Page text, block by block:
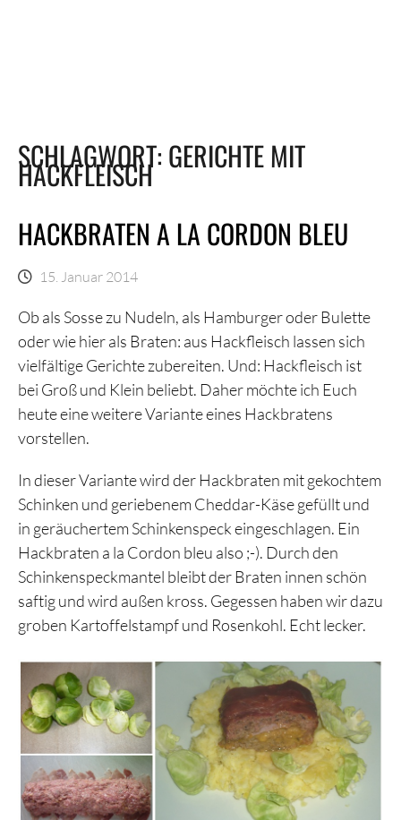
SCHLAGWORT: GERICHTE MIT
HACKFLEISCH
HACKBRATEN A LA CORDON BLEU
15. Januar 2014
Ob als Sosse zu Nudeln, als Hamburger oder Bulette
oder wie hier als Braten: aus Hackfleisch lassen sich
vielfältige Gerichte zubereiten. Und: Hackfleisch ist
bei Groß und Klein beliebt. Daher möchte ich Euch
heute eine weitere Variante eines Hackbratens
vorstellen.
In dieser Variante wird der Hackbraten mit gekochtem
Schinken und geriebenem Cheddar-Käse gefüllt und
in geräuchertem Schinkenspeck eingeschlagen. Ein
Hackbraten a la Cordon bleu also ;-). Durch den
Schinkenspeckmantel bleibt der Braten innen schön
saftig und wird außen kross. Gegessen haben wir dazu
groben Kartoffelstampf und Rosenkohl. Echt lecker.